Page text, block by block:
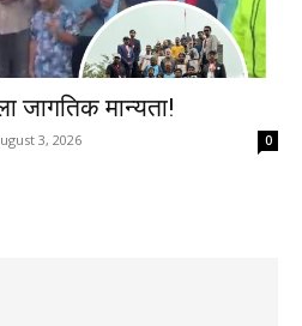
जागतिक मान्यता!
3, 2026 0